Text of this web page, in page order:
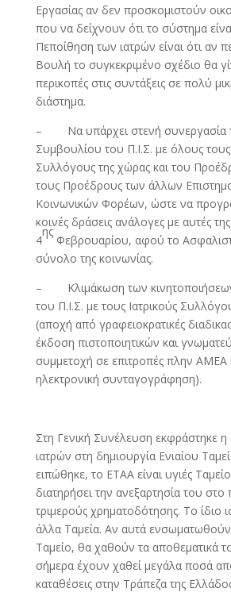
Εργασίας αν δεν προσκομιστούν
που να δείχνουν ότι το σύστημα
Πεποίθηση των ιατρών είναι ότι αν
Βουλή το συγκεκριμένο σχέδιο θα
περικοπές στις συντάξεις σε πολύ
διάστημα.
– Να υπάρχει στενή συνεργασία
Συμβουλίου του Π.Ι.Σ. με όλους τους
Συλλόγους της χώρας και του
τους Προέδρους των άλλων
Κοινωνικών Φορέων, ώστε να
κοινές δράσεις ανάλογες με αυτές
4
ης
Φεβρουαρίου, αφού το
σύνολο της κοινωνίας.
– Κλιμάκωση των
του Π.Ι.Σ. με τους Ιατρικούς
(αποχή από γραφειοκρατικές
έκδοση πιστοποιητικών και
συμμετοχή σε επιτροπές πλην ΑΜΕΑ
ηλεκτρονική συνταγογράφηση).
Στη Γενική Συνέλευση εκφράστηκε η
ιατρών στη δημιουργία Ενιαίου
ειπώθηκε, το ΕΤΑΑ είναι υγιές
διατηρήσει την ανεξαρτησία του στο
τριμερούς χρηματοδότησης. Το ίδιο
άλλα Ταμεία. Αν αυτά ενσωματωθούν
Ταμείο, θα χαθούν τα αποθεματικά
σήμερα έχουν χαθεί μεγάλα ποσά
καταθέσεις στην Τράπεζα της